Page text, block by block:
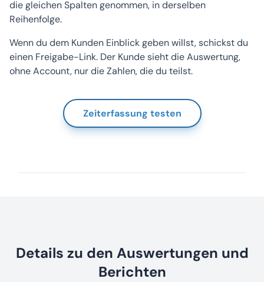
die gleichen Spalten genommen, in derselben
Reihenfolge.
Wenn du dem Kunden Einblick geben willst, schickst du
einen Freigabe-Link. Der Kunde sieht die Auswertung,
ohne Account, nur die Zahlen, die du teilst.
Zeiterfassung testen
Details zu den Auswertungen und
Berichten